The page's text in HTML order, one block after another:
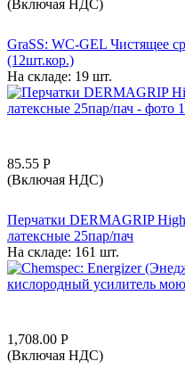
(Включая НДС)
GraSS: WC-GEL Чистящее
(12шт.кор.)
На складе: 19 шт.
85.55 Р
(Включая НДС)
Перчатки DERMAGRIP
латексные 25пар/пач
На складе: 161 шт.
1,708.00 Р
(Включая НДС)